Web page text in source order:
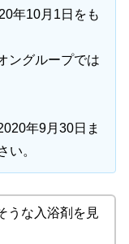
年10月1日をも
ングループでは
年9月30日ま
い。
うな入浴剤を見